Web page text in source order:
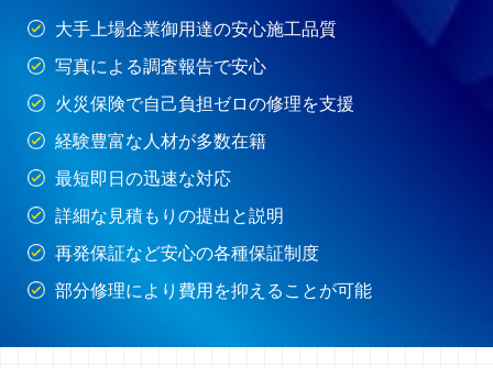
大手上場企業御用達の安心施工品質
写真による調査報告で安心
火災保険で自己負担ゼロの修理を支援
経験豊富な人材が多数在籍
最短即日の迅速な対応
詳細な見積もりの提出と説明
再発保証など安心の各種保証制度
部分修理により費用を抑えることが可能